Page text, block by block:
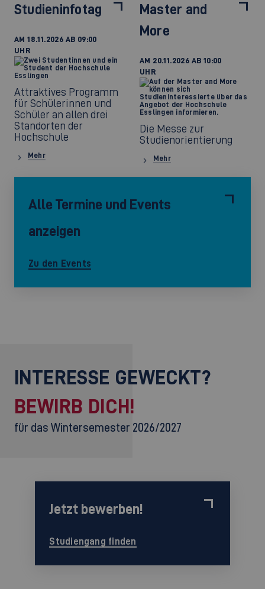
Studieninfotag
AM 18.11.2026 AB 09:00
UHR
Attraktives Programm
für Schülerinnen und
Schüler an allen drei
Standorten der
Hochschule
Mehr
Master and
More
AM 20.11.2026 AB 10:00
UHR
Die Messe zur
Studienorientierung
Mehr
Alle Termine und Events
anzeigen
Zu den Events
INTERESSE GEWECKT?
BEWIRB DICH!
für das Wintersemester 2026/2027
Jetzt bewerben!
Studiengang finden